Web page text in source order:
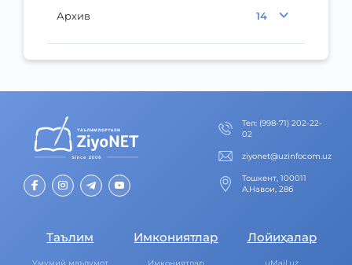
Архив 14
Тел: (998-71) 202-22-
02
ziyonet@uzinfocom.uz
Тошкент, 100011
А.Навои, 28б
Таълим
Умумий маълумот
Имкониятлар
Имкониятлар
Лойиҳалар
uMail.uz